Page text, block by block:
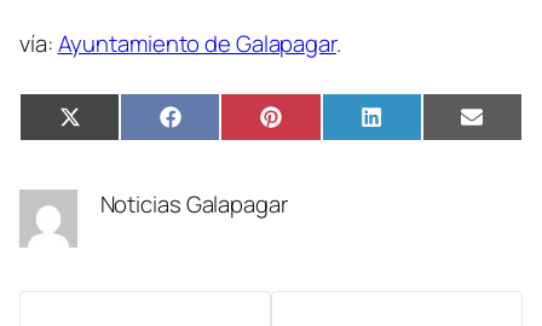
vía:Ayuntamiento de Galapagar.
Compartir
en
X
(Twitter)
Compartir
en
FacebookCompartir
en
PinterestCompartir
en
LinkedIn
en
Email
Noticias Galapagar